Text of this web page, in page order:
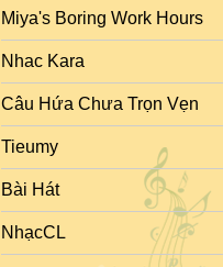
Miya's Boring Work Hours
Nhac Kara
Câu Hứa Chưa Trọn Vẹn
Tieumy
Bài Hát
NhạcCL